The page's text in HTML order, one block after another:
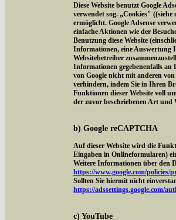
Diese Website benutzt Google
verwendet sog. „Cookies"
ermöglicht. Google Adsense
einfache Aktionen wie der
Benutzung diese Website
Informationen, eine Auswertung
Websitebetreiber
Informationen gegebenenfalls an
von Google nicht mit anderen
verhindern, indem Sie in Ihren
Funktionen dieser Website voll
der zuvor beschriebenen Art und
b) Google reCAPTCHA
Auf dieser Website wird die
Eingaben in Onlineformularen)
Weitere Informationen über den
https://www.google.com/policies/
Sollten Sie hiermit nicht
https://adssettings.google.com/
c) YouTube